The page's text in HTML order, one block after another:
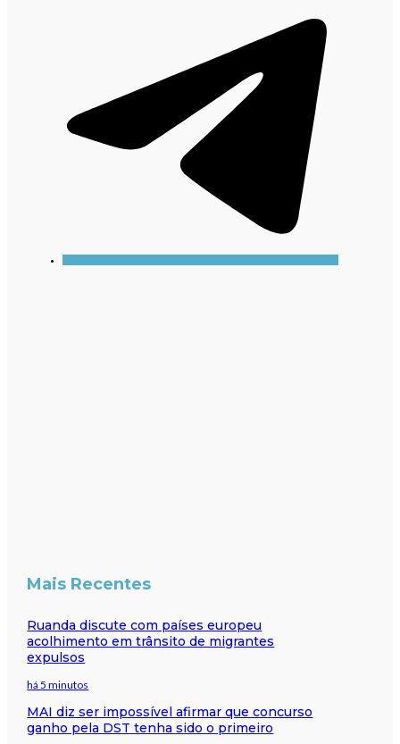
Mais Recentes
Ruanda discute com países europeu
acolhimento em trânsito de migrantes
expulsos
há 5 minutos
MAI diz ser impossível afirmar que concurso
ganho pela DST tenha sido o primeiro